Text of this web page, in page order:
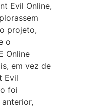
Evil Online,
projeto,
o
Online
em vez de
Evil
foi